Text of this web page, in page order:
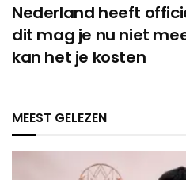
Nederland heeft
dit mag je nu niet
kan het je kosten
MEEST GELEZEN